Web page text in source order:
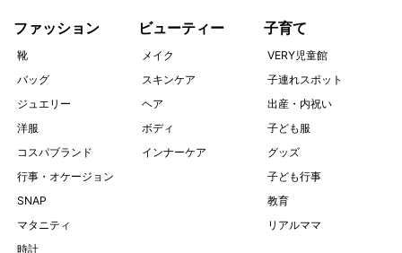
ファッション
靴
バッグ
ジュエリー
洋服
コスパブランド
行事・オケージョン
SNAP
マタニティ
時計
ビューティー
メイク
スキンケア
ヘア
ボディ
インナーケア
子育て
VERY児童館
子連れスポット
出産・内祝い
子ども服
グッズ
子ども行事
教育
リアルママ